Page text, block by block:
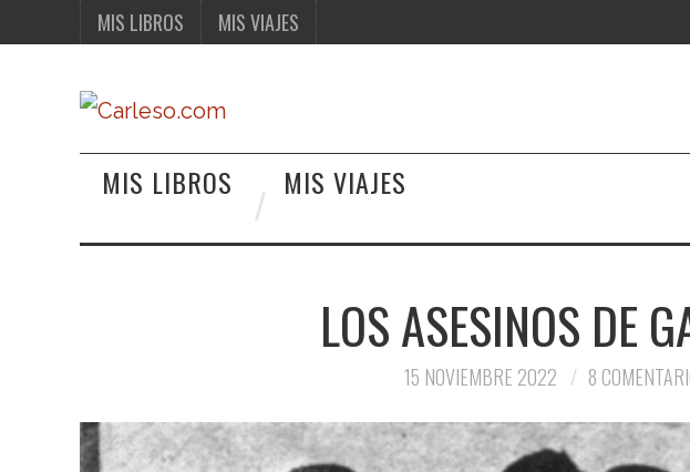
MIS LIBROS MIS VIAJES
MIS LIBROS MIS VIAJES
LOS ASESINOS DE
15 NOVIEMBRE 2022 8